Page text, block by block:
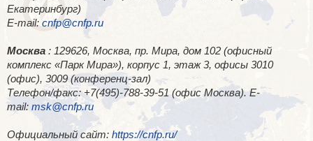
Екатеринбург)
E-mail: cnfp@cnfp.ru
Москва : 129626, Москва, пр. Мира, дом 102 (офисный
комплекс «Парк Мира»), корпус 1, этаж 3, офисы 3010
(офис), 3009 (конференц-зал)
Телефон/факс: +7(495)-788-39-51 (офис Москва). E-
mail: msk@cnfp.ru
Официальный сайт: https://cnfp.ru/